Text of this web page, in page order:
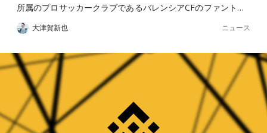
所属のプロサッカークラブであるバレンシアCFのファント…
大津賀新也 ニュース